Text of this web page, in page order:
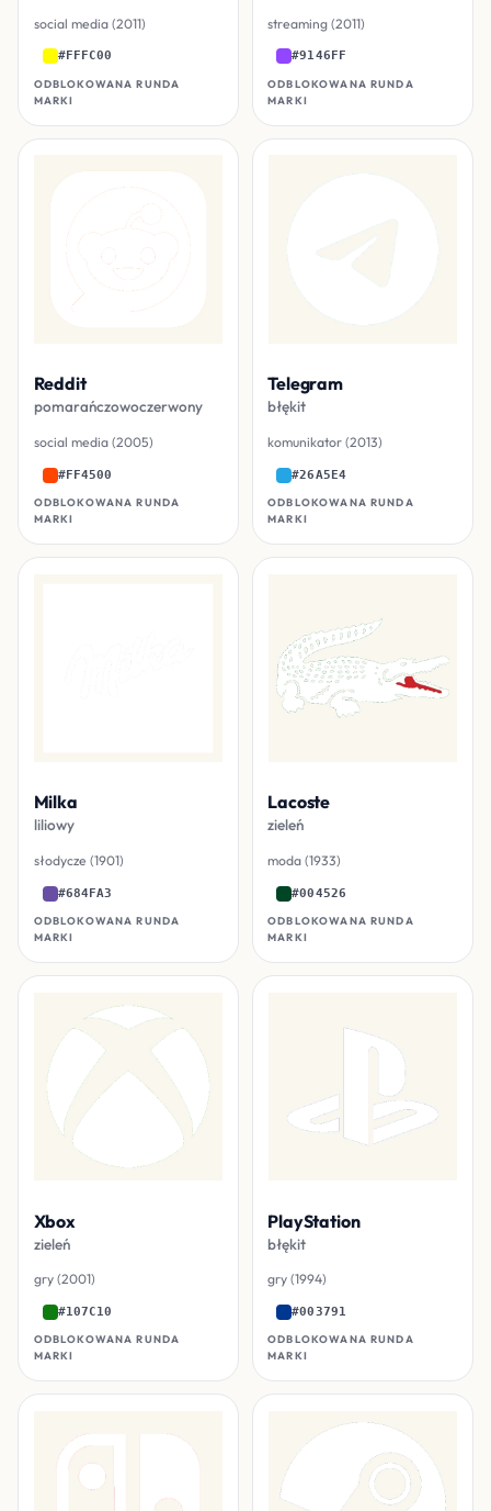
social media (2011)
#FFFC00
ODBLOKOWANA RUNDA
MARKI
streaming (2011)
#9146FF
ODBLOKOWANA RUNDA
MARKI
Reddit
pomarańczowoczerwony
social media (2005)
#FF4500
ODBLOKOWANA RUNDA
MARKI
Telegram
błękit
komunikator (2013)
#26A5E4
ODBLOKOWANA RUNDA
MARKI
Milka
liliowy
słodycze (1901)
#684FA3
ODBLOKOWANA RUNDA
MARKI
Lacoste
zieleń
moda (1933)
#004526
ODBLOKOWANA RUNDA
MARKI
Xbox
zieleń
gry (2001)
#107C10
ODBLOKOWANA RUNDA
MARKI
PlayStation
błękit
gry (1994)
#003791
ODBLOKOWANA RUNDA
MARKI